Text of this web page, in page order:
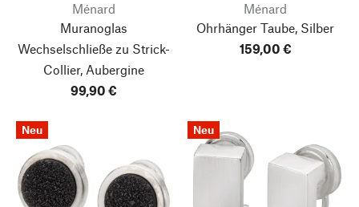
Ménard
Muranoglas
Wechselschließe zu Strick-
Collier, Aubergine
99,90 €
Ménard
Ohrhänger Taube, Silber
159,00 €
Neu Neu